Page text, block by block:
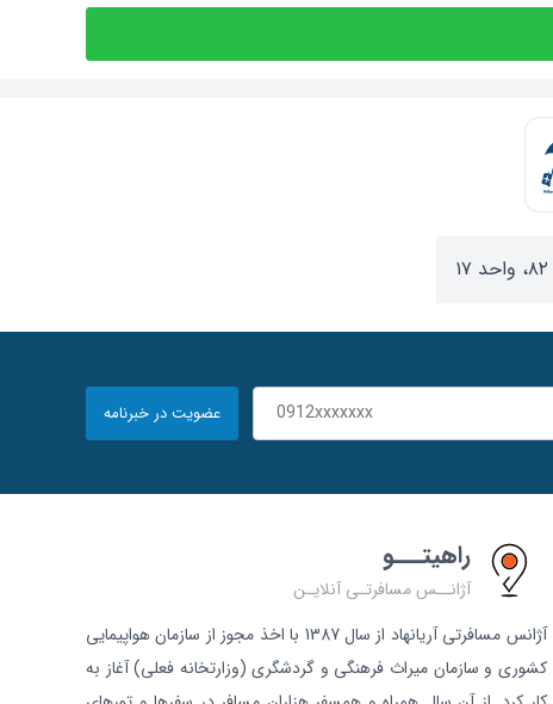
عضویت در خبرنامه
راهیتـــو
آژانــس مسافرتـی آنلایـن
آژانس مسافرتی آریانهاد از سال 1387 با اخذ مجوز از سازمان هواپیمایی
کشوری و سازمان میراث فرهنگی و گردشگری (وزارتخانه فعلی) آغاز به